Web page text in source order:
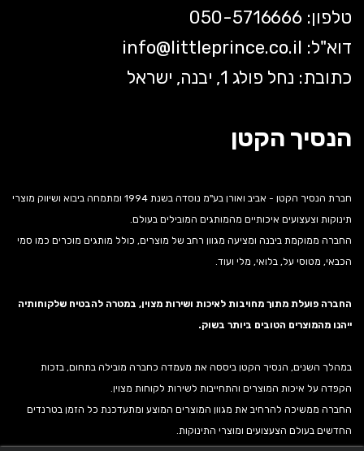
טלפון: 050-5 716666
דוא"ל:
info@littleprince.co.il
כתובת: נחל פולג 1, יבנה, ישראל
הנסיך הקטן
חברת הנסיך הקטן - אביב ואורן בע"מ נוסדה בשנת 1994 ומתמחה ביבוא ושיווק מוצרי
תינוקות וצעצועים איכותיים מהמותגים המובילים בעולם.
החברה ממוקמת ביבנה ומציעה מגוון רחב של מוצרים, כולל מותגים מוכרים כמו סמי
הכבאי, מטוסי על, בלואי, מלי ועוד.
החברה פועלת מתוך מחויבות לאיכות ושירות מצוין, במטרה להבטיח שלקוחותיה
ייהנו מהמוצרים הטובים ביותר בשוק.
במהלך השנים, הנסיך הקטן ביססה את מעמדה כחברה מובילה בתחום, בזכות
הקפדה על איכות המוצרים והתחייבות לשירות לקוחות מצוין.
החברה ממשיכה להרחיב את מגוון המוצרים המוצע ומתעדכנת כל הזמן בטרנדים
החדשים בעולם הצעצועים ומוצרי התינוקות.